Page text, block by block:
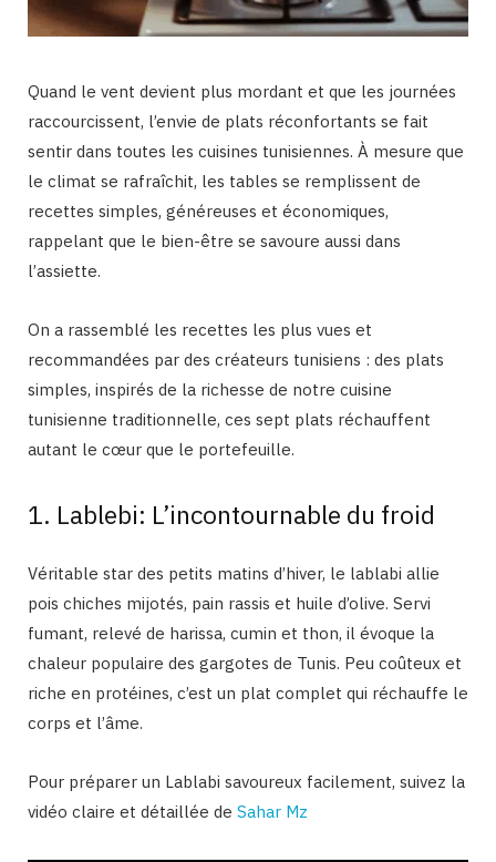
Quand le vent devient plus mordant et que les journées
raccourcissent, l’envie de plats réconfortants se fait
sentir dans toutes les cuisines tunisiennes. À mesure que
le climat se rafraîchit, les tables se remplissent de
recettes simples, généreuses et économiques,
rappelant que le bien-être se savoure aussi dans
l’assiette.
On a rassemblé les recettes les plus vues et
recommandées par des créateurs tunisiens : des plats
simples, inspirés de la richesse de notre cuisine
tunisienne traditionnelle, ces sept plats réchauffent
autant le cœur que le portefeuille.
1. Lablebi: L’incontournable du froid
Véritable star des petits matins d’hiver, le lablabi allie
pois chiches mijotés, pain rassis et huile d’olive. Servi
fumant, relevé de harissa, cumin et thon, il évoque la
chaleur populaire des gargotes de Tunis. Peu coûteux et
riche en protéines, c’est un plat complet qui réchauffe le
corps et l’âme.
Pour préparer un Lablabi savoureux facilement, suivez la
vidéo claire et détaillée de Sahar Mz